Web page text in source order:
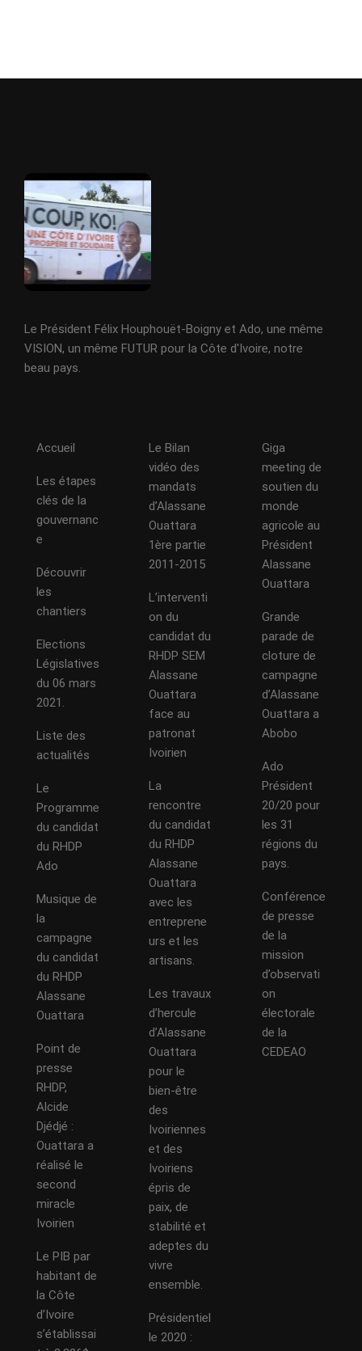
Le Président Félix Houphouët-Boigny et Ado, une même
VISION, un même FUTUR pour la Côte d'Ivoire, notre
beau pays.
Accueil
Les étapes
clés de la
gouvernanc
e
Découvrir
les
chantiers
Elections
Législatives
du 06 mars
2021.
Liste des
actualités
Le
Programme
du candidat
du RHDP
Ado
Musique de
la
campagne
du candidat
du RHDP
Alassane
Ouattara
Point de
presse
RHDP,
Alcide
Djédjé :
Ouattara a
réalisé le
second
miracle
Ivoirien
Le PIB par
habitant de
la Côte
d’Ivoire
s’établissai
Le Bilan
vidéo des
mandats
d’Alassane
Ouattara
1ère partie
2011-2015
L’interventi
on du
candidat du
RHDP SEM
Alassane
Ouattara
face au
patronat
Ivoirien
La
rencontre
du candidat
du RHDP
Alassane
Ouattara
avec les
entreprene
urs et les
artisans.
Les travaux
d’hercule
d’Alassane
Ouattara
pour le
bien-être
des
Ivoiriennes
et des
Ivoiriens
épris de
paix, de
stabilité et
adeptes du
vivre
ensemble.
Présidentiel
le 2020 :
Giga
meeting de
soutien du
monde
agricole au
Président
Alassane
Ouattara
Grande
parade de
cloture de
campagne
d’Alassane
Ouattara a
Abobo
Ado
Président
20/20 pour
les 31
régions du
pays.
Conférence
de presse
de la
mission
d’observati
on
électorale
de la
CEDEAO